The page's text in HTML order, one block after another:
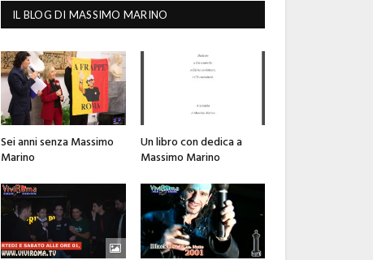
IL BLOG DI MASSIMO MARINO
Sei anni senza Massimo
Marino
Un libro con dedica a
Massimo Marino